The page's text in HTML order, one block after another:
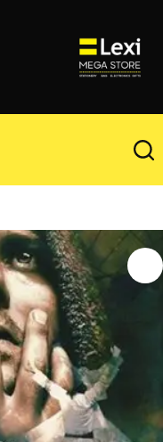
المحتوى